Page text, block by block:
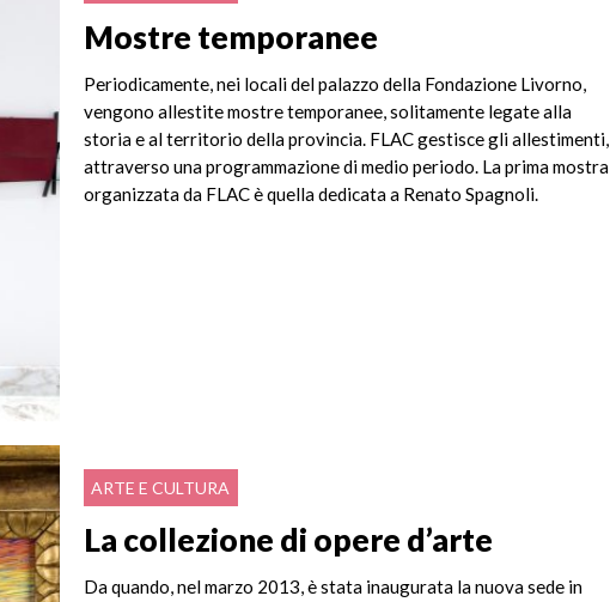
Mostre temporanee
Periodicamente, nei locali del palazzo della Fondazione Livorno,
vengono allestite mostre temporanee, solitamente legate alla
storia e al territorio della provincia. FLAC gestisce gli allestimenti,
attraverso una programmazione di medio periodo. La prima mostra
organizzata da FLAC è quella dedicata a Renato Spagnoli.
ARTE E CULTURA
La collezione di opere d’arte
Da quando, nel marzo 2013, è stata inaugurata la nuova sede in